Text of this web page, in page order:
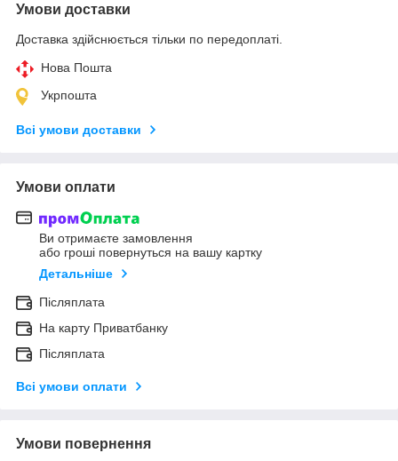
Умови доставки
Доставка здійснюється тільки по передоплаті.
Нова Пошта
Укрпошта
Всі умови доставки
Умови оплати
Ви отримаєте замовлення
або гроші повернуться на вашу картку
Детальніше
Післяплата
На карту Приватбанку
Післяплата
Всі умови оплати
Умови повернення